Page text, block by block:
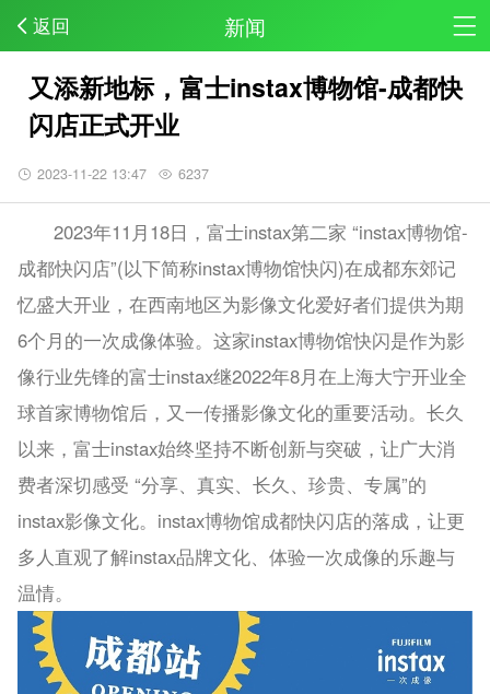
返回 新闻
又添新地标，富士instax博物馆-成都快
闪店正式开业
2023-11-22 13:47 6237
2023年11月18日，富士instax第二家 “instax博物馆-
成都快闪店”(以下简称instax博物馆快闪)在成都东郊记
忆盛大开业，在西南地区为影像文化爱好者们提供为期
6个月的一次成像体验。这家instax博物馆快闪是作为影
像行业先锋的富士instax继2022年8月在上海大宁开业全
球首家博物馆后，又一传播影像文化的重要活动。长久
以来，富士instax始终坚持不断创新与突破，让广大消
费者深切感受 “分享、真实、长久、珍贵、专属”的
instax影像文化。instax博物馆成都快闪店的落成，让更
多人直观了解instax品牌文化、体验一次成像的乐趣与
温情。